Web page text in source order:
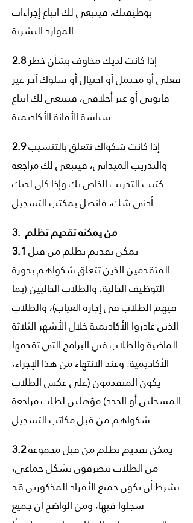
بوظيفتك، فينبغي لك اتباع إجراءات
الموارد البشرية.
2.8إذا كانت لديك مخاوف بشأن خطر
فعلي أو محتمل أو احتيال أو سلوك آخر غير
قانوني أو غير أخلاقي، فينبغي لك اتباع
سياسة الأمانة الأكاديمية.
2.9إذا كانت شكواك تتعلق بالتنسيب
والتدريب الميداني، فينبغي لك مراجعة
كتيب التدريب الخاص بك وإذا كان لديك
أدنى شك، فاتصل بمكتب التسجيل.
3. من يمكنه تقديم تظلم
3.1يمكن تقديم تظلم من قبل
المتقدمين الذين تتعلق شكواهم بدورة
التوظيف الحالية، والطلاب الحاليين (بما
فيهم الطلاب في إجازة الغياب)، والطلاب
الذين غادروا الأكاديمية خلال الأشهر الثلاثة
الماضية والطلاب في البرامج التي تقدمها
الأكاديمية. وعند الانتهاء من هذا الإجراء،
يكون المتقدمون (على عكس الطلاب
المسجلين أو الجدد) مؤهلين لطلب مراجعة
شكواهم من قبل مكاتب التسجيل.
3.2يمكن تقديم تظلم من قبل مجموعة
من الطلاب يتصرفون بشكل جماعي،
بشرط أن يكون جميع الأفراد المذكورين قد
سجلوا فيها، ومن الواضح أن جميع